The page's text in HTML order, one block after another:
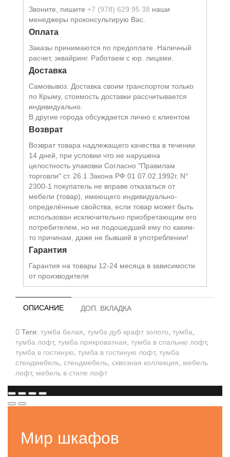
Звоните, пишите +7 (978) 629 95 38 наши
менеджеры проконсультирую Вас.
Оплата
Заказы принимаются по предоплате. Наличный
расчет, эквайринг. Работаем с юр. лицами.
Доставка
Самовывоз. Доставка своим транспортом только
по Крыму, стоимость доставки рассчитывается
индивидуально.
В другие города обсуждается лично с клиентом
Возврат
Возврат товара надлежащего качества в течении
14 дней, при условии что не нарушена
целостность упаковки Согласно "Правилам
торговли" ст. 26.1 Закона РФ 01 07.02.1992г. N°
2300-1 покупатель не вправе отказаться от
мебели (товар), имеющего индивидуально-
определённые свойства, если товар может быть
использован исключительно приобретающим его
потребителем, но не подошедший eмy по каким-
то причинам, даже не бывший в употреблении!
Гарантия
Гарантия на товары 12-24 месяца в зависимости
от производителя
ОПИСАНИЕ ДОП. ВКЛАДКА
Теги: тумба белая тумба дуб крафт золото тумба
тумба лофт, тумба прикроватная тумба в спальню лофт,
тумба в гостиную тумба в гостиную лофт, тумба
стендмебель стендмебель сквозная коллекция
мебель
лофт, мебель в стиле лофт
Мир шкафов